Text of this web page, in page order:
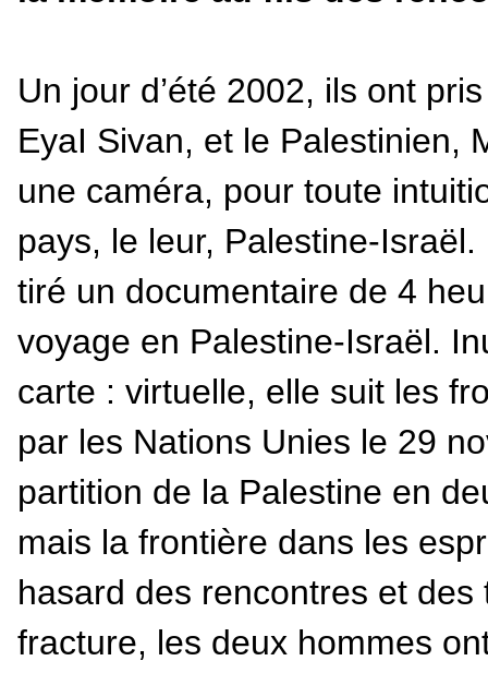
Un jour d’été 2002, ils ont
EyaI Sivan, et le Palestinien,
une caméra, pour toute
pays, le leur, Palestine-
tiré un documentaire de 4
voyage en Palestine-Israël.
carte : virtuelle, elle suit les
par les Nations Unies le 29
partition de la Palestine en
mais la frontière dans les
hasard des rencontres et
fracture, les deux hommes